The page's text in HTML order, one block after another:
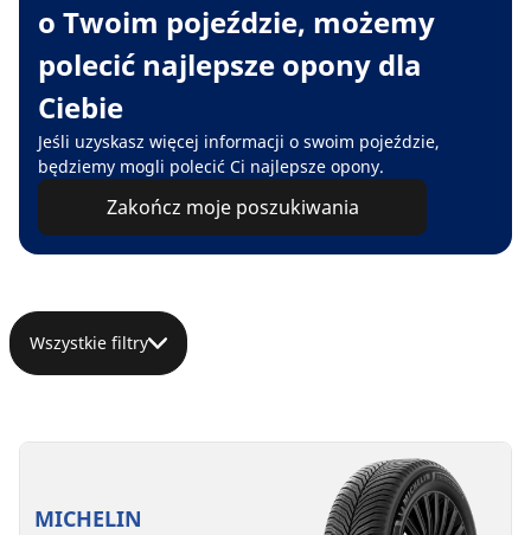
o Twoim pojeździe, możemy
polecić najlepsze opony dla
Ciebie
Jeśli uzyskasz więcej informacji o swoim pojeździe,
będziemy mogli polecić Ci najlepsze opony.
Zakończ moje poszukiwania
Wszystkie filtry
MICHELIN